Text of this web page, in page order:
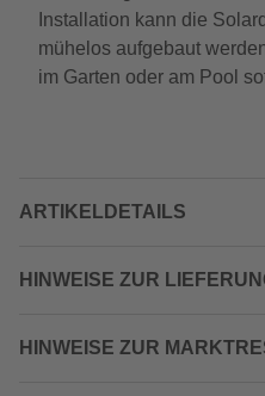
Installation kann die
mühelos aufgebaut
im Garten oder am Pool
ARTIKELDETAILS
HINWEISE ZUR
HINWEISE ZUR